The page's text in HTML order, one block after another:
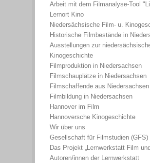
Arbeit mit dem Filmanalyse-Tool
Lernort Kino
Niedersächsische Film- u.
Historische Filmbestände in
Ausstellungen zur
Kinogeschichte
Filmproduktion in Niedersachsen
Filmschauplätze in Niedersachsen
Filmschaffende aus Niedersachsen
Filmbildung in Niedersachsen
Hannover im Film
Hannoversche Kinogeschichte
Wir über uns
Gesellschaft für Filmstudien (GFS)
Das Projekt „Lernwerkstatt Film
Autoren/innen der Lernwerkstatt